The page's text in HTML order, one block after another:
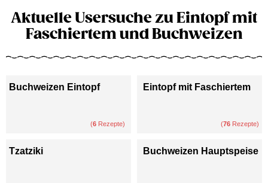
Aktuelle Usersuche zu Eintopf mit
Faschiertem und Buchweizen
Buchweizen Eintopf
(6 Rezepte)
Eintopf mit Faschiertem
(76 Rezepte)
Tzatziki Buchweizen Hauptspeise